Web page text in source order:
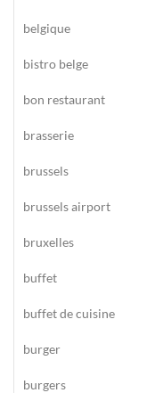
belgique
bistro belge
bon restaurant
brasserie
brussels
brussels airport
bruxelles
buffet
buffet de cuisine
burger
burgers